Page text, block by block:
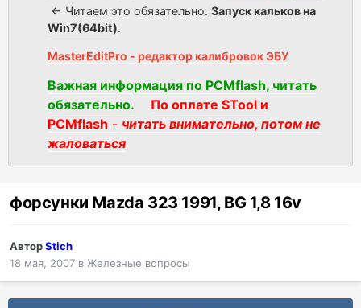
<- Читаем это обязательно. Запуск кальков на
Win7(64bit).
MasterEditPro - редактор калибровок ЭБУ
Важная информация по PCMflash, читать
обязательно.
По оплате STool и
PCMflash - читать внимательно, потом не
жаловаться
форсунки Mazda 323 1991, BG 1,8 16v
АвторStich
18 мая, 2007 в Железные вопросы